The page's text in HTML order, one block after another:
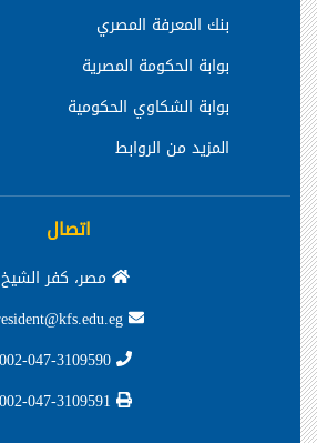
بنك المعرفة المصري
بوابة الحكومة المصرية
بوابة الشكاوي الحكومية
المزيد من الروابط
اتصال
مصر، كفر الشيخ